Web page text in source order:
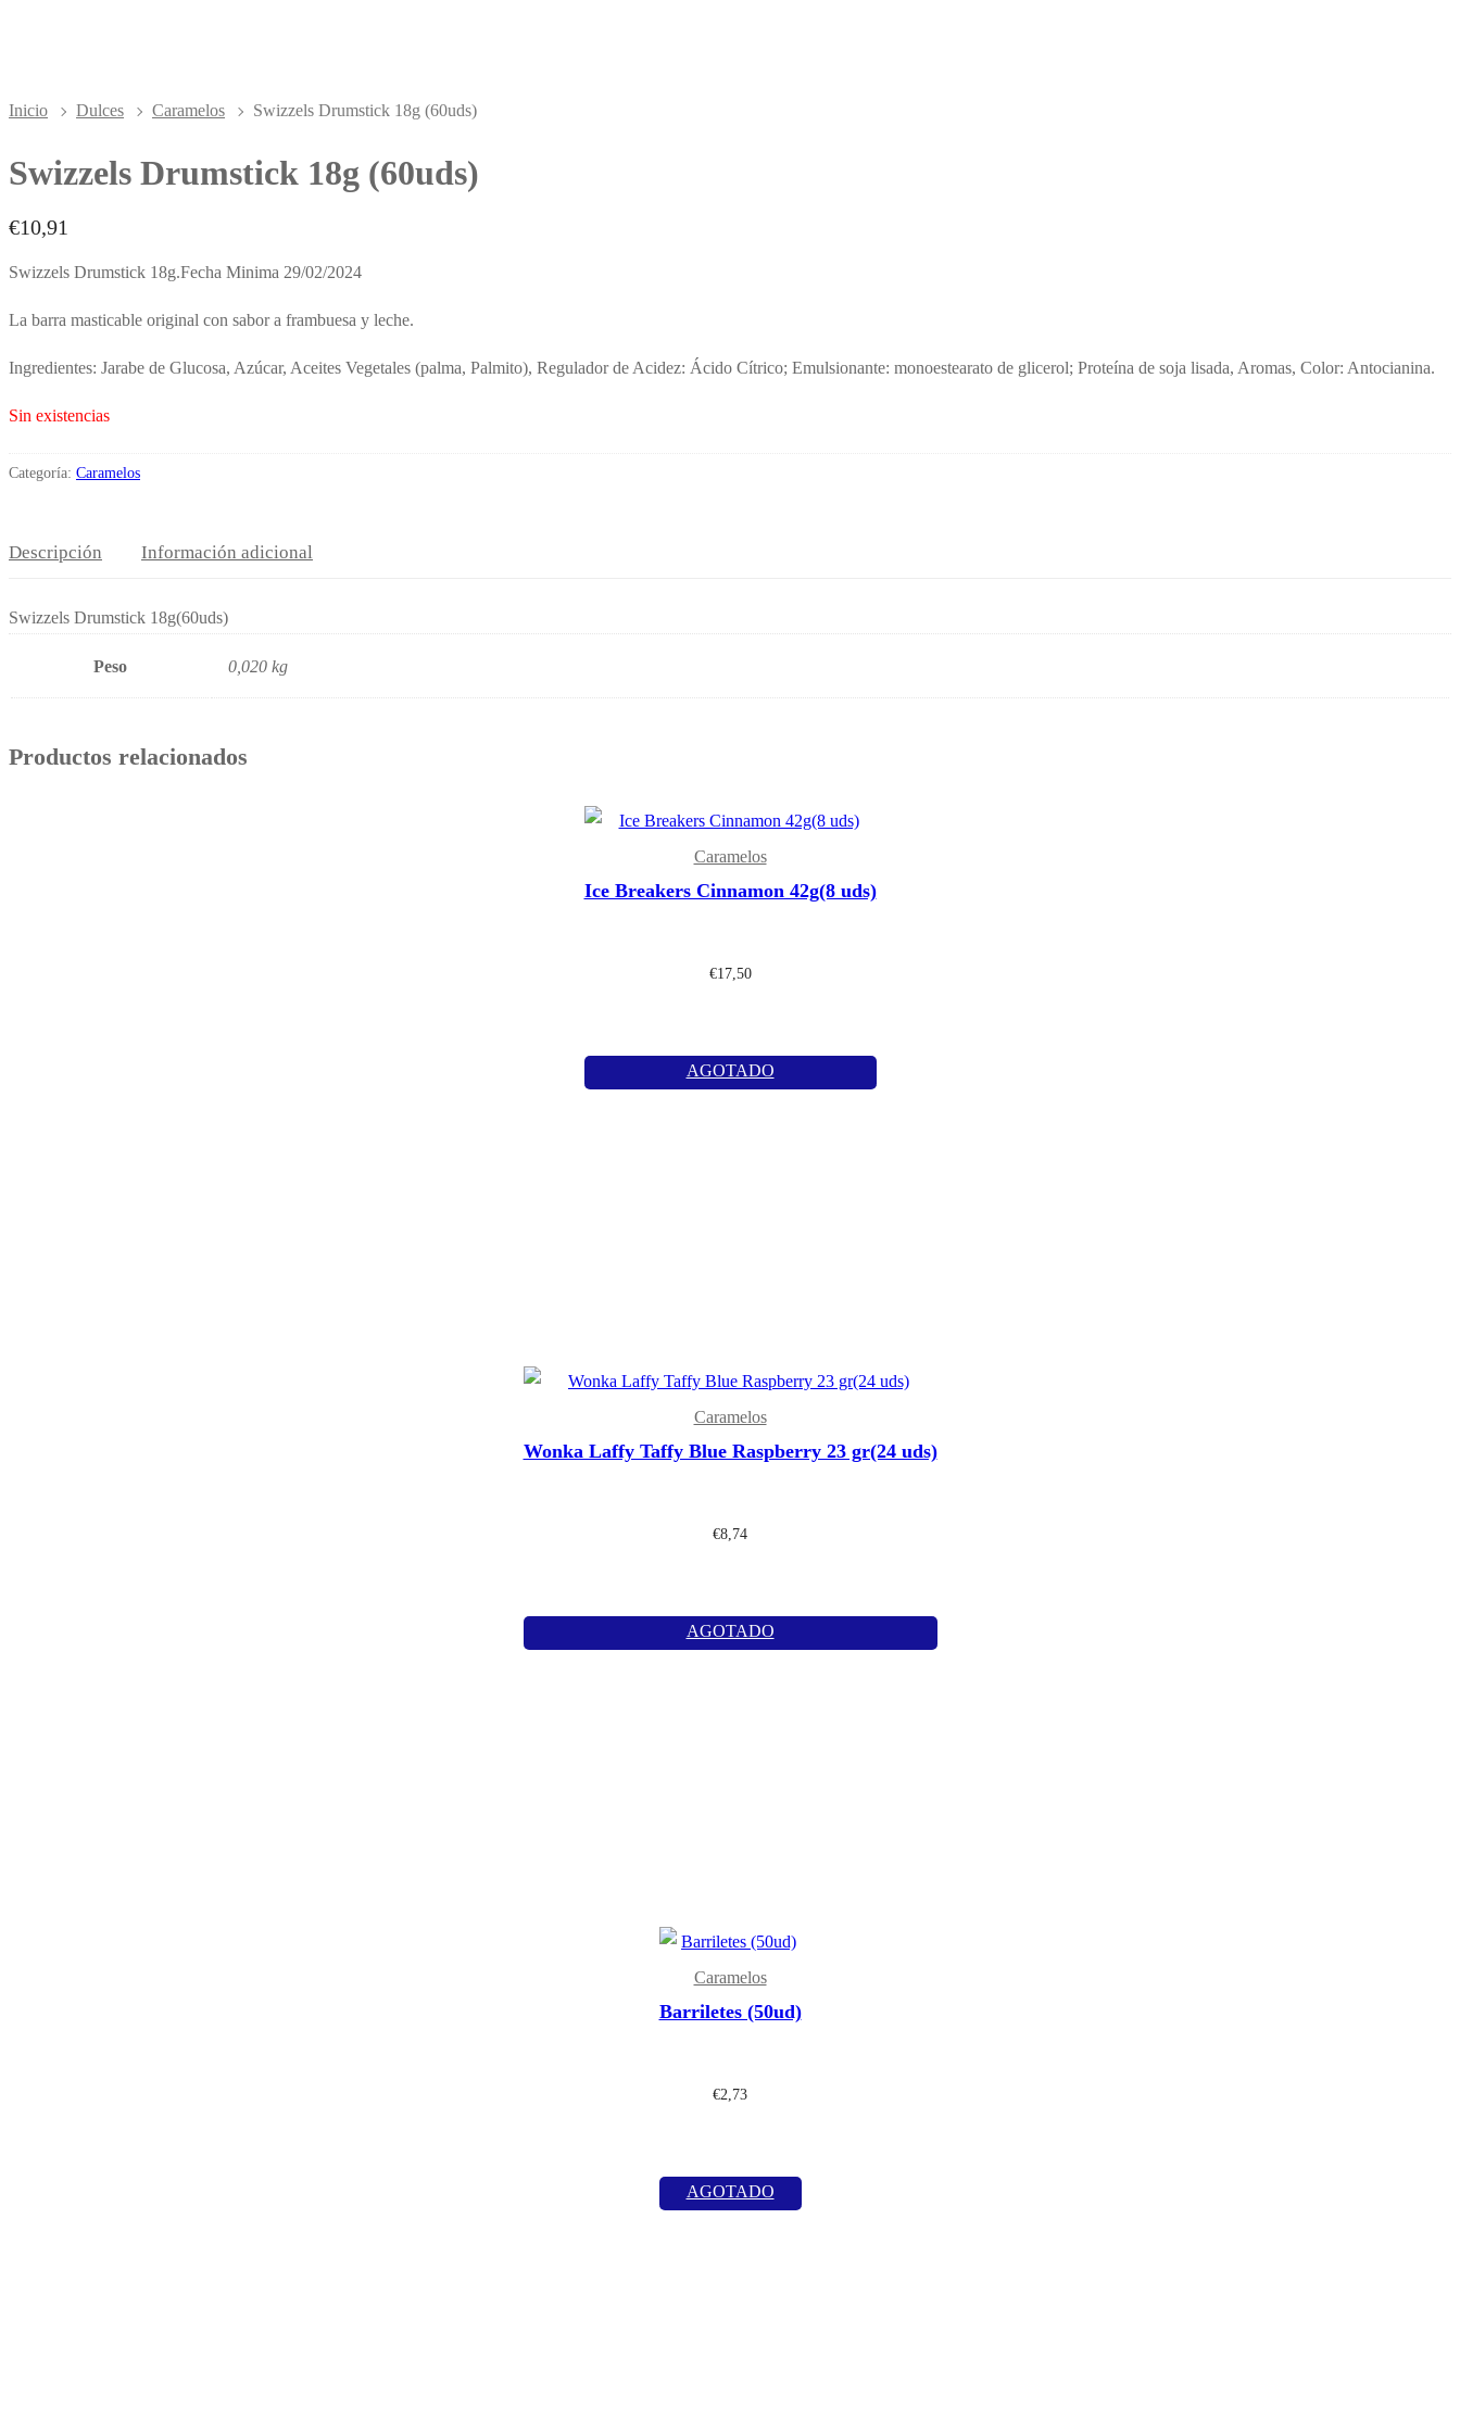
Inicio Dulces Caramelos Swizzels Drumstick 18g (60uds)
Swizzels Drumstick 18g (60uds)
€10,91
Swizzels Drumstick 18g.Fecha Minima 29/02/2024
La barra masticable original con sabor a frambuesa y leche.
Ingredientes: Jarabe de Glucosa, Azúcar, Aceites Vegetales (palma, Palmito), Regulador de Acidez: Ácido Cítrico; Emulsionante: monoestearato de glicerol; Proteína de soja lisada, Aromas, Color: Antocianina.
Sin existencias
Categoría: Caramelos
Descripción Información adicional
Swizzels Drumstick 18g(60uds)
Peso 0,020 kg
Productos relacionados
Caramelos
Ice Breakers Cinnamon 42g(8 uds)
€17,50
AGOTADO
Caramelos
Wonka Laffy Taffy Blue Raspberry 23 gr(24 uds)
€8,74
AGOTADO
Caramelos
Barriletes (50ud)
€2,73
AGOTADO